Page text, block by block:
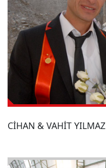
CİHAN & VAHİT YILMAZ